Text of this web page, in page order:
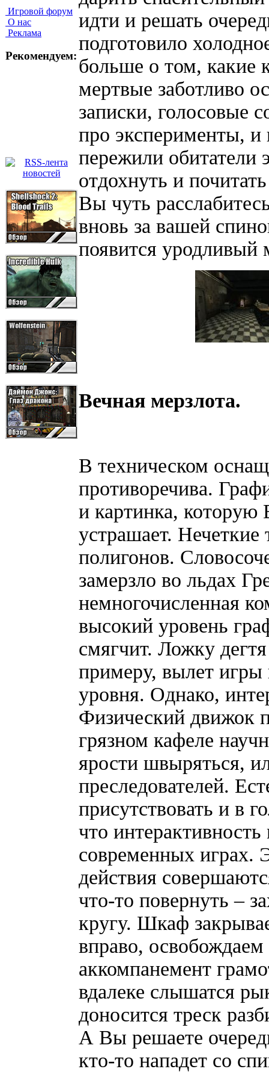
Игровой форум
О нас
Реклама
Рекомендуем:
идти и решать
подготовило
больше о том, какие
мертвые заботливо
записки, голосовые
про эксперименты,
пережили обитатели
отдохнуть и
Вы чуть
вновь за вашей
появится уродливый
Вечная мерзлота.
В техническом
противоречива.
и картинка, которую
устрашает.
полигонов.
замерзло во льдах
немногочисленная
высокий уровень
смягчит. Ложку
примеру, вылет игры
уровня. Однако,
Физический движок
грязном кафеле
ярости швыряться,
преследователей.
присутствовать и в
что
современных играх.
действия
что-то повернуть –
кругу. Шкаф
вправо,
аккомпанемент
вдалеке слышатся
доносится треск
А Вы решаете
кто-то